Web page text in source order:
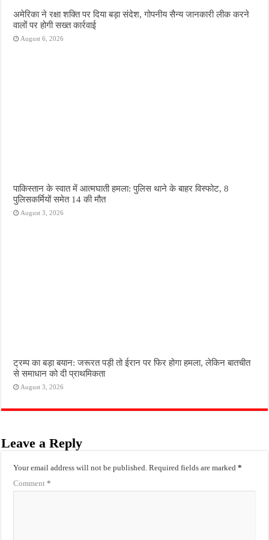
अमेरिका ने रक्षा शक्ति पर दिया बड़ा संदेश, गोपनीय सैन्य जानकारी लीक करने
वालों पर होगी सख्त कार्रवाई
August 6, 2026
पाकिस्तान के स्वात में आत्मघाती हमला: पुलिस थाने के बाहर विस्फोट, 8
पुलिसकर्मियों समेत 14 की मौत
August 3, 2026
ट्रम्प का बड़ा बयान: जरूरत पड़ी तो ईरान पर फिर होगा हमला, लेकिन बातचीत
से समाधान को दी प्राथमिकता
August 3, 2026
Leave a Reply
Your email address will not be published. Required fields are marked*
Comment*